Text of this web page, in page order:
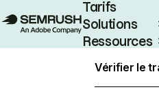
Tarifs
Solutions
Ressources
Vérifier le